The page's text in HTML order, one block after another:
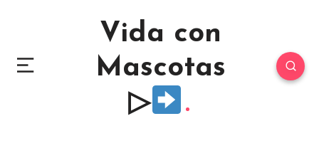
Vida con
Mascotas
▷